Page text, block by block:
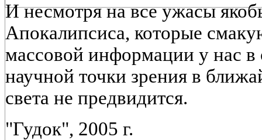
И несмотря на все ужасы
Апокалипсиса, которые
массовой информации у нас в
научной точки зрения в
света не предвидится.
"Гудок", 2005 г.